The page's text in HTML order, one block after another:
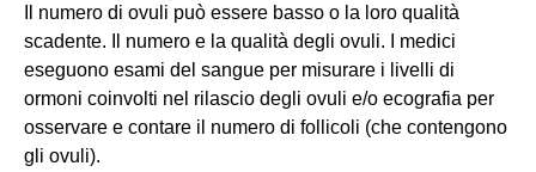
Il numero di ovuli può essere basso o la loro qualità
scadente. Il numero e la qualità degli ovuli. I medici
eseguono esami del sangue per misurare i livelli di
ormoni coinvolti nel rilascio degli ovuli e/o ecografia per
osservare e contare il numero di follicoli (che contengono
gli ovuli).